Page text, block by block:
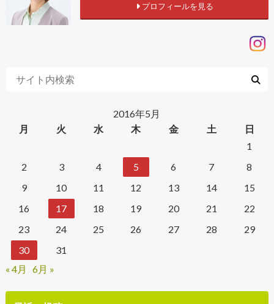
プロフィールを見る
2016年5月
月
火 水 木 金 土
日
1
2
3 4 5 6 7
8
9
10 11 12 13 14
15
16
17 18 19 20 21
22
23
24 25 26 27 28
29
30
31
« 4月
6月 »